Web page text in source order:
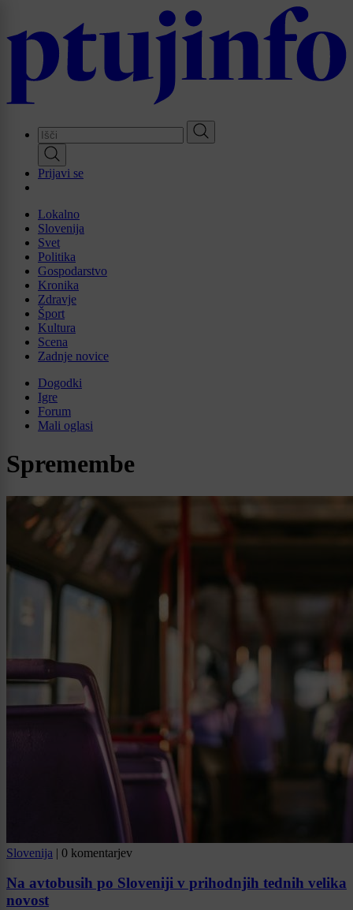
main
Prijavi se
Lokalno
Slovenija
Svet
Politika
Gospodarstvo
Kronika
Zdravje
Šport
Kultura
Scena
Zadnje novice
Dogodki
Igre
Forum
Mali oglasi
Spremembe
Slovenija | 0 komentarjev
Na avtobusih po Sloveniji v prihodnjih tednih velika
novost